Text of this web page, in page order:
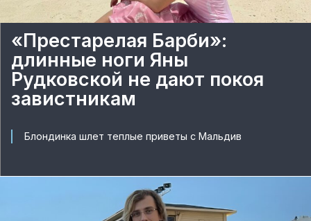
«Престарелая Барби»:
длинные ноги Яны
Рудковской не дают покоя
завистникам
Блондинка шлет теплые приветы с Мальдив